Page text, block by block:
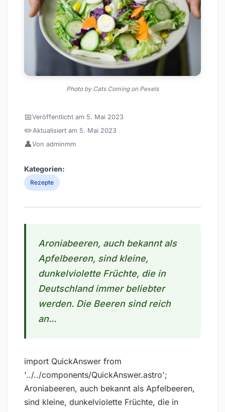
Photo by Cats Coming on Pexels
📅Veröffentlicht am 5. Mai 2023
✏️Aktualisiert am 5. Mai 2023
👤Von adminmm
Kategorien:
Rezepte
Aroniabeeren, auch bekannt als
Apfelbeeren, sind kleine,
dunkelviolette Früchte, die in
Deutschland immer beliebter
werden. Die Beeren sind reich
an...
import QuickAnswer from
'../../components/QuickAnswer.astro';
Aroniabeeren, auch bekannt als Apfelbeeren,
sind kleine, dunkelviolette Früchte, die in